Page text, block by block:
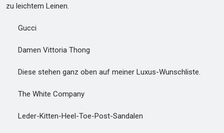
zu leichtem Leinen.
Gucci
Damen Vittoria Thong
Diese stehen ganz oben auf meiner Luxus-Wunschliste.
The White Company
Leder-Kitten-Heel-Toe-Post-Sandalen